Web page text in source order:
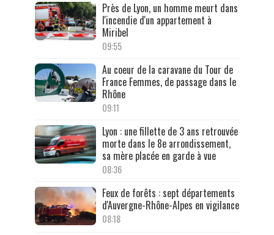
Près de Lyon, un homme meurt dans
l'incendie d'un appartement à
Miribel
09:55
Au coeur de la caravane du Tour de
France Femmes, de passage dans le
Rhône
09:11
Lyon : une fillette de 3 ans retrouvée
morte dans le 8e arrondissement,
sa mère placée en garde à vue
08:36
Feux de forêts : sept départements
d'Auvergne-Rhône-Alpes en vigilance
08:18